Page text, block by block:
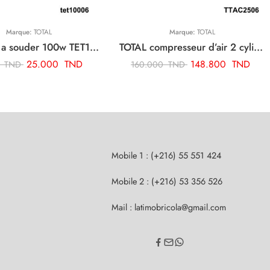
Marque: TOTAL
TOTAL fer a souder 100w TET10006
TND 25.000 TND
Marque: TOTAL
TOTAL compresseur d’air 2 cylindre TTAC2506
160.000TND 148.800 TND
Mobile 1 : (+216) 55 551 424
Mobile 2 : (+216) 53 356 526
Mail : latimobricola@gmail.com